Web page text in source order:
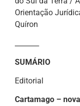
Orientação
Quíron
SUMÁRIO
Editorial
Cartamago –